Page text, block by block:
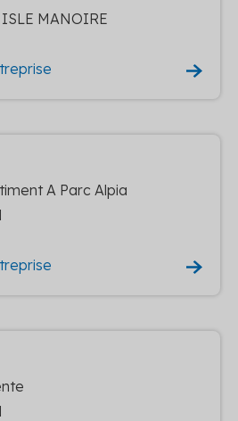
MANOIRE
A Parc Alpia